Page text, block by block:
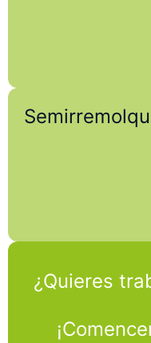
¿Quieres